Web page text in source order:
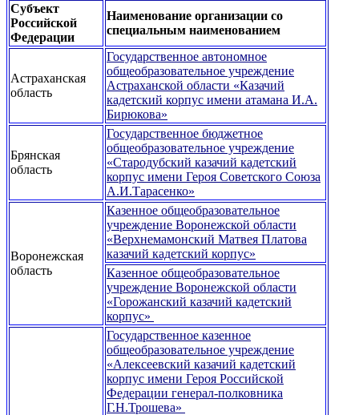
Субъект
Российской
Федерации
Наименование организации со
специальным наименованием
Астраханская
область
Государственное автономное
общеобразовательное учреждение
Астраханской области «Казачий
кадетский корпус имени атамана И.А.
Бирюкова»
Брянская
область
Государственное бюджетное
общеобразовательное учреждение
«Стародубский казачий кадетский
корпус имени Героя Советского Союза
А.И.Тарасенко»
Воронежская
область
Казенное общеобразовательное
учреждение Воронежской области
«Верхнемамонский Матвея Платова
казачий кадетский корпус»
Казенное общеобразовательное
учреждение Воронежской области
«Горожанский казачий кадетский
корпус»
Государственное казенное
общеобразовательное учреждение
«Алексеевский казачий кадетский
корпус имени Героя Российской
Федерации генерал-полковника
Г.Н.Трошева»